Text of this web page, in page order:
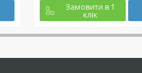
Замовити в 1
клік